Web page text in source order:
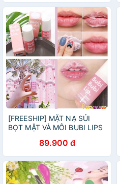
[FREESHIP] MẶT NẠ SỦI
BỌT MẶT VÀ MÔI BUBI LIPS
89.900 đ